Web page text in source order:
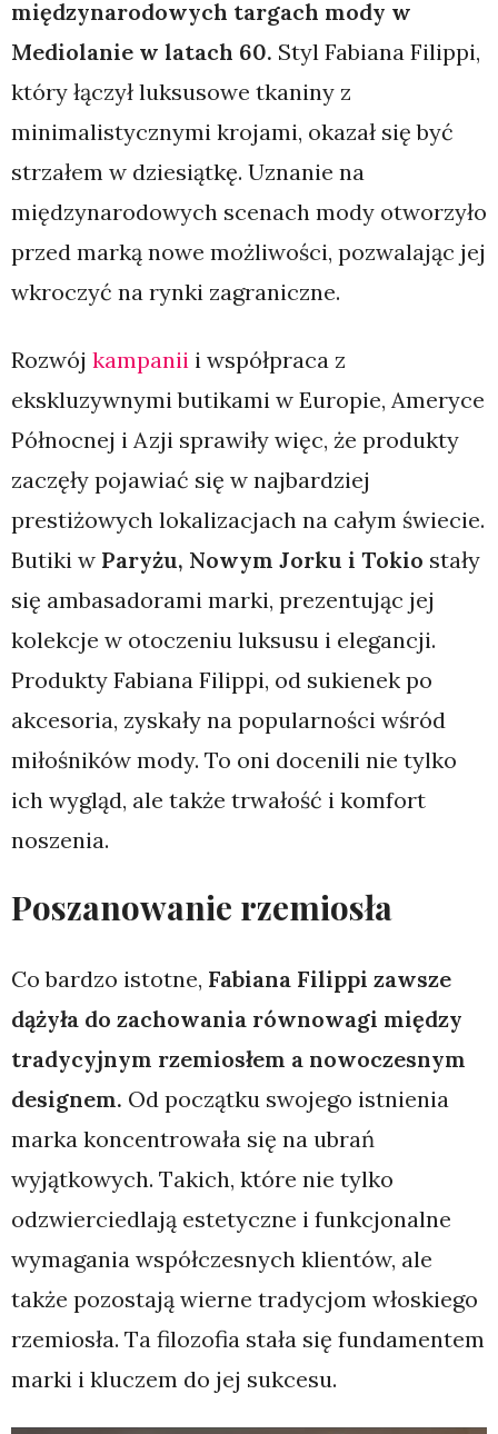
międzynarodowych targach mody w
Mediolanie w latach 60. Styl Fabiana Filippi,
który łączył luksusowe tkaniny z
minimalistycznymi krojami, okazał się być
strzałem w dziesiątkę. Uznanie na
międzynarodowych scenach mody otworzyło
przed marką nowe możliwości, pozwalając jej
wkroczyć na rynki zagraniczne.
Rozwój kampanii i współpraca z
ekskluzywnymi butikami w Europie, Ameryce
Północnej i Azji sprawiły więc, że produkty
zaczęły pojawiać się w najbardziej
prestiżowych lokalizacjach na całym świecie.
Butiki w Paryżu, Nowym Jorku i Tokio stały
się ambasadorami marki, prezentując jej
kolekcje w otoczeniu luksusu i elegancji.
Produkty Fabiana Filippi, od sukienek po
akcesoria, zyskały na popularności wśród
miłośników mody. To oni docenili nie tylko
ich wygląd, ale także trwałość i komfort
noszenia.
Poszanowanie rzemiosła
Co bardzo istotne, Fabiana Filippi zawsze
dążyła do zachowania równowagi między
tradycyjnym rzemiosłem a nowoczesnym
designem. Od początku swojego istnienia
marka koncentrowała się na ubrań
wyjątkowych. Takich, które nie tylko
odzwierciedlają estetyczne i funkcjonalne
wymagania współczesnych klientów, ale
także pozostają wierne tradycjom włoskiego
rzemiosła. Ta filozofia stała się fundamentem
marki i kluczem do jej sukcesu.